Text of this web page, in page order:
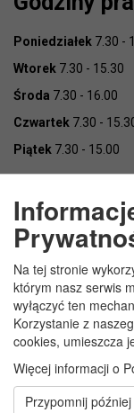
Poniedziałek 7.30 -
Wtorek 7.30 - 15.30
Środa 7.30 - 16.00
Czwartek 7.30 -
Piątek 7.30 - 15.00
Na tej stronie
którym nasz serwis
wyłączyć ten
Korzystanie z
cookies, umieszcza
Więcej informacji o
Przypomnij później